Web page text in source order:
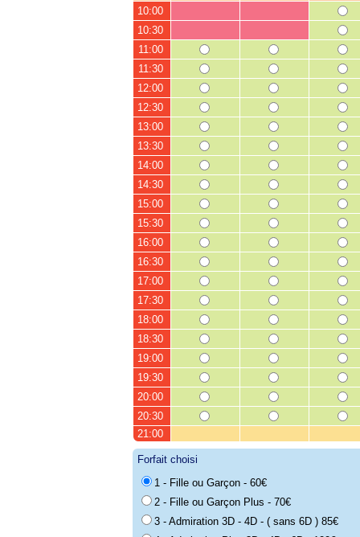
10:00
10:30
11:00
11:30
12:00
12:30
13:00
13:30
14:00
14:30
15:00
15:30
16:00
16:30
17:00
17:30
18:00
18:30
19:00
19:30
20:00
20:30
21:00
Forfait choisi
1 - Fille ou Garçon - 60€
2 - Fille ou Garçon Plus - 70€
3 - Admiration 3D - 4D - ( sans 6D ) 85€